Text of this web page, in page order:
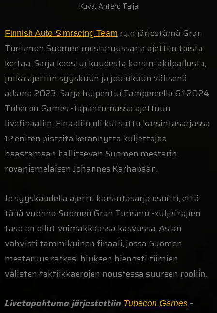
Kuva: Antero Talja
Finnish Auto Simracing Team ry:n järjestämä Gran
Turismon Suomen mestaruussarja ajettiin toista
kertaa. Sarja koostui kuudesta karsintakilpailusta,
jotka ajettiin syyskuun ja joulukuun välisenä
aikana 2023. Sarja huipentui Tampereella 6.1.2024
Tubecon Games -tapahtumassa ajettuun
livefinaaliin. Finaaliin oli kutsuttu karsintasarjassa
12 eniten pisteitä kerännyttä kuljettajaa
haastamaan hallitsevan Suomen mestarin,
rovaniemeläisen Johannes Karhapään.
Jo syyskaudella ajettu karsintasarja osoitti, että
tänä vuonna Suomen Gran Turismo -kuljettajien
taso on ollut voimakkaassa kasvussa. Asian
vahvisti tammikuinen finaali, jossa Suomen
mestaruus ratkesi hiuksen hienosti tiimien
välisten taktiikkaerojen noustessa suureen rooliin.
Livetapahtuma järjestettiin Tubecon Games -